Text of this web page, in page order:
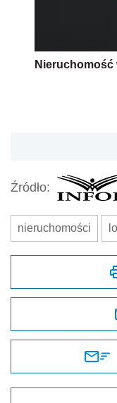
Nieruchomość
Źródło:
nieruchomości